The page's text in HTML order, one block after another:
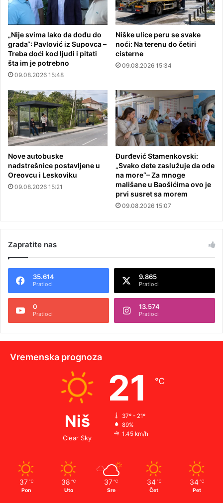
„Nije svima lako da dođu do
grada“: Pavlović iz Supovca –
Treba doći kod ljudi i pitati
šta im je potrebno
09.08.2026 15:48
Niške ulice peru se svake
noći: Na terenu do četiri
cisterne
09.08.2026 15:34
Nove autobuske
nadstrešnice postavljene u
Oreovcu i Leskoviku
09.08.2026 15:21
Đurđević Stamenkovski:
„Svako dete zaslužuje da ode
na more“– Za mnoge
mališane u Baošićima ovo je
prvi susret sa morem
09.08.2026 15:07
Zapratite nas
35.614
Pratioci
9.865
Pratioci
0
Pratioci
13.574
Pratioci
Vremenska prognoza
Niš
Clear Sky
21 ℃
37º - 21º
89%
1.45 km/h
37 ℃
Pon
38 ℃
Uto
37 ℃
Sre
34 ℃
Čet
34 ℃
Pet